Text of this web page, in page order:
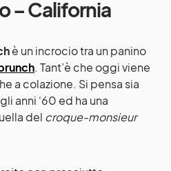
– California
è un incrocio tra un panino
. Tant’è che oggi viene
a colazione. Si pensa sia
anni ‘60 ed ha una
del croque-monsieur